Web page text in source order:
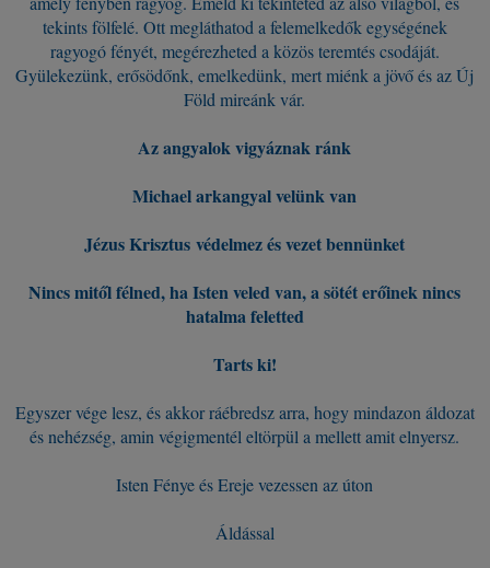
tekints fölfelé. Ott megláthatod a felemelkedők egységének
ragyogó fényét, megérezheted a közös teremtés csodáját.
Gyülekezünk, erősödőnk, emelkedünk, mert miénk a jövő és az Új
Föld mireánk vár.
Az angyalok vigyáznak ránk
Michael arkangyal velünk van
Jézus Krisztus védelmez és vezet bennünket
Nincs mitől félned, ha Isten veled van, a sötét erőinek nincs
hatalma feletted
Tarts ki!
Egyszer vége lesz, és akkor ráébredsz arra, hogy mindazon áldozat
és nehézség, amin végigmentél eltörpül a mellett amit elnyersz.
Isten Fénye és Ereje vezessen az úton
Áldással